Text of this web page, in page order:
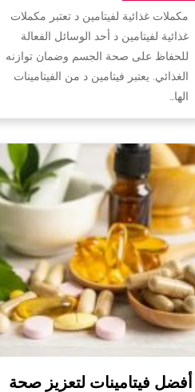
مكملات غذائية لفيتامين د تعتبر مكملات
غذائية لفيتامين د أحد الوسائل الفعالة
للحفاظ على صحة الجسم وضمان توازنه
الغذائي. يعتبر فيتامين د من الفيتامينات
الها…
أفضل فيتامينات لتعزيز صحة